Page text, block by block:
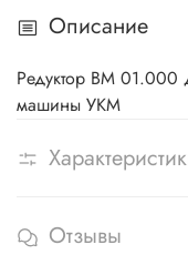
Описание
Редуктор ВМ 01.000
машины УКМ
Отзывы